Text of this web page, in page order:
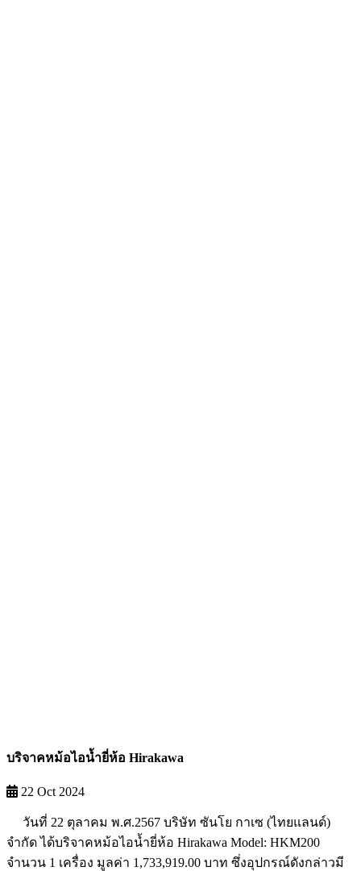
บริจาคหม้อไอน้ำยี่ห้อ Hirakawa
22 Oct 2024
วันที่ 22 ตุลาคม พ.ศ.2567 บริษัท ซันโย กาเซ (ไทยแลนด์)
จำกัด ได้บริจาคหม้อไอน้ำยี่ห้อ Hirakawa Model: HKM200
จำนวน 1 เครื่อง มูลค่า 1,733,919.00 บาท ซึ่งอุปกรณ์ดังกล่าวมี